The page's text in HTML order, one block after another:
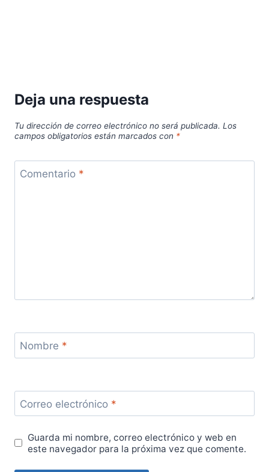
Deja una respuesta
Tu dirección de correo electrónico no será publicada. Los
campos obligatorios están marcados con *
Comentario *
Nombre *
Correo electrónico *
Guarda mi nombre, correo electrónico y web en
este navegador para la próxima vez que comente.